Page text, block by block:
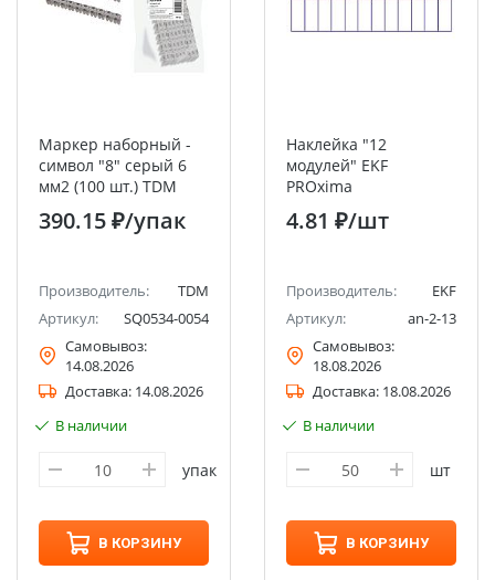
Маркер наборный -
символ "8" серый 6
мм2 (100 шт.) TDM
390.15 ₽/упак
Производитель:
TDM
Артикул:
SQ0534-0054
Самовывоз:
14.08.2026
Доставка: 14.08.2026
В наличии
упак
В КОРЗИНУ
Наклейка "12
модулей" EKF
PROxima
4.81 ₽/шт
Производитель:
EKF
Артикул:
an-2-13
Самовывоз:
18.08.2026
Доставка: 18.08.2026
В наличии
шт
В КОРЗИНУ